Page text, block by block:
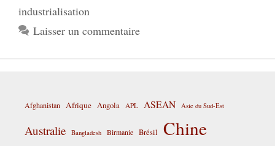
industrialisation
Laisser un commentaire
Afghanistan Afrique Angola APL ASEAN Asie du Sud-Est
Australie Bangladesh Birmanie Brésil Chine